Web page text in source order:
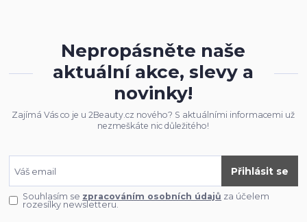
Nepropásněte naše
aktuální akce, slevy a
novinky!
Zajímá Vás co je u 2Beauty.cz nového? S aktuálními informacemi už
nezmeškáte nic důležitého!
Přihlásit se
Souhlasím se zpracováním osobních údajů za účelem
rozesílky newsletteru.